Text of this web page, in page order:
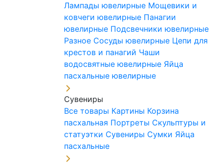
Лампады ювелирные Мощевики и
ковчеги ювелирные Панагии
ювелирные Подсвечники ювелирные
Разное Сосуды ювелирные Цепи для
крестов и панагий Чаши
водосвятные ювелирные Яйца
пасхальные ювелирные
Сувениры
Все товары Картины Корзина
пасхальная Портреты Скульптуры и
статуэтки Сувениры Сумки Яйца
пасхальные